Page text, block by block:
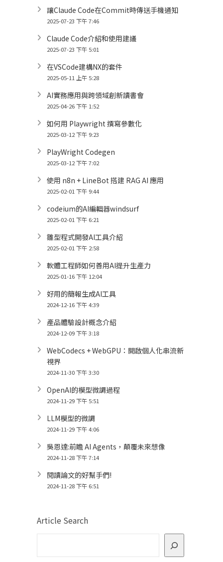
讓Claude Code在Commit時傳送手機通知
2025-07-23 下午 7:46
Claude Code介紹和使用建議
2025-07-23 下午 5:01
在VSCode建構NX的套件
2025-05-11 上午 5:28
AI實務應用與跨領域創新讀書會
2025-04-26 下午 1:52
如何用 Playwright 撰寫參數化
2025-03-12 下午 9:23
PlayWright Codegen
2025-03-12 下午 7:02
使用 n8n + LineBot 搭建 RAG AI 應用
2025-02-01 下午 9:44
codeium的AI編輯器windsurf
2025-02-01 下午 6:21
雛型程式開發AI工具介紹
2025-02-01 下午 2:58
軟體工程師如何善用AI提升生產力
2025-01-16 下午 12:04
好用的簡報生成AI工具
2024-12-16 下午 4:39
產品體驗設計概念介紹
2024-12-09 下午 3:18
WebCodecs + WebGPU：開啟個人化串流新
視界
2024-11-30 下午 3:30
OpenAI的模型微調過程
2024-11-29 下午 5:51
LLM模型的微調
2024-11-29 下午 4:06
吳恩達:前瞻 AI Agents，顛覆未來想像
2024-11-28 下午 7:14
閱讀論文的好幫手們!
2024-11-28 下午 6:51
Article Search